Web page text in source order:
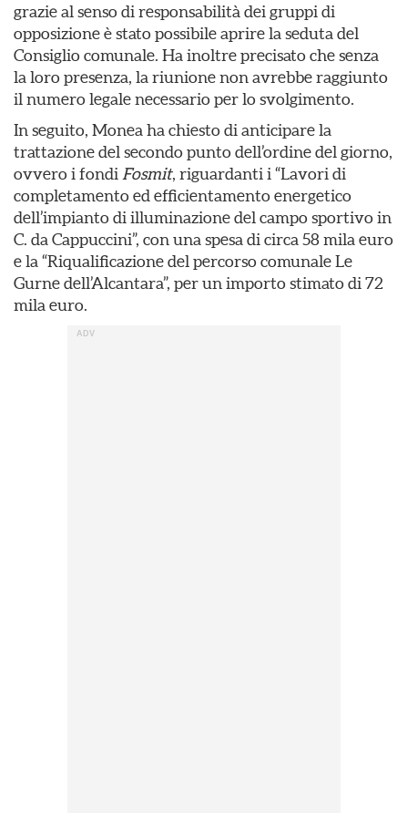
grazie al senso di responsabilità dei gruppi di
opposizione è stato possibile aprire la seduta del
Consiglio comunale. Ha inoltre precisato che senza
la loro presenza, la riunione non avrebbe raggiunto
il numero legale necessario per lo svolgimento.
In seguito, Monea ha chiesto di anticipare la
trattazione del secondo punto dell’ordine del giorno,
ovvero i fondi Fosmit, riguardanti i “Lavori di
completamento ed efficientamento energetico
dell’impianto di illuminazione del campo sportivo in
C. da Cappuccini”, con una spesa di circa 58 mila euro
e la “Riqualificazione del percorso comunale Le
Gurne dell’Alcantara”, per un importo stimato di 72
mila euro.